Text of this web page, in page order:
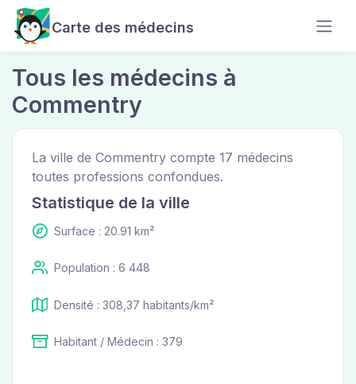
Carte des médecins
Tous les médecins à
Commentry
La ville de Commentry compte 17 médecins
toutes professions confondues.
Statistique de la ville
Surface : 20.91 km²
Population : 6 448
Densité : 308,37 habitants/km²
Habitant / Médecin : 379